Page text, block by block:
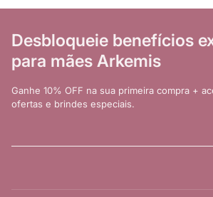
Desbloqueie benefícios
para mães Arkemis
Ganhe 10% OFF na sua primeira compra +
ofertas e brindes especiais.